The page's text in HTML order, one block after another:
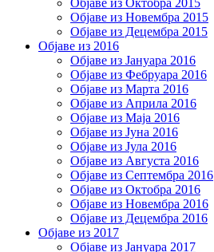
Објаве из Октобра 2015
Објаве из Новембра 2015
Објаве из Децембра 2015
Објаве из 2016
Објаве из Јануара 2016
Објаве из Фебруара 2016
Објаве из Марта 2016
Објаве из Априла 2016
Објаве из Маја 2016
Објаве из Јуна 2016
Објаве из Јула 2016
Објаве из Августа 2016
Објаве из Септембра 2016
Објаве из Октобра 2016
Објаве из Новембра 2016
Објаве из Децембра 2016
Објаве из 2017
Објаве из Јануара 2017